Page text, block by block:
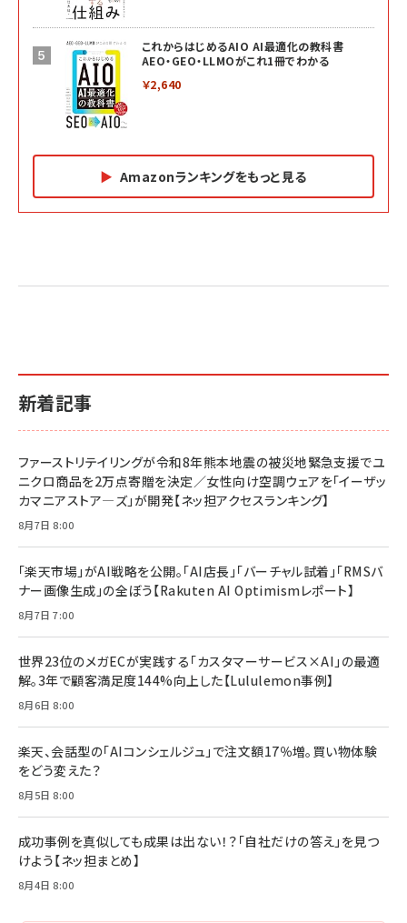
これからはじめるAIO AI最適化の教科書
AEO・GEO・LLMOがこれ1冊でわかる
￥2,640
Amazonランキングをもっと見る
2億円を売り上げたプロが教える note×AI 最強の
小さな会社は戦略が9割
￥1,815
マーケティングの真実 P&G・グリコで学んだ失敗
￥2,200
anan(アンアン)2026/07/01号 No.2501[魅せる
anan(アンアン)2026/06/24号 No.2500増刊
anan(アンアン)2026/07/08号 No.2502[2026
年後半、あなたの恋と運命／山田涼介]
￥880
ママ投資家が育休中に１億貯めた株式投資
￥1,870
￥1,980
ベインキャピタル 企業価値向上力の秘密
ルな本質」
￥2,750
フィードバック経営 「沈黙の組織」から「高め合う
Amazonランキングをもっと見る
新着記事
ファーストリテイリングが令和8年熊本地震の被災地緊急支援でユ
ニクロ商品を2万点寄贈を決定／女性向け空調ウェアを「イーザッ
カマニアストア―ズ」が開発【ネッ担アクセスランキング】
8月7日 8:00
「楽天市場」がAI戦略を公開。「AI店長」「バーチャル試着」「RMSバ
ナー画像生成」の全ぼう【Rakuten AI Optimismレポート】
8月7日 7:00
世界23位のメガECが実践する「カスタマーサービス×AI」の最適
解。3年で顧客満足度144%向上した【Lululemon事例】
8月6日 8:00
楽天、会話型の「AIコンシェルジュ」で注文額17％増。買い物体験
をどう変えた？
8月5日 8:00
成功事例を真似しても成果は出ない！？「自社だけの答え」を見つ
けよう【ネッ担まとめ】
8月4日 8:00